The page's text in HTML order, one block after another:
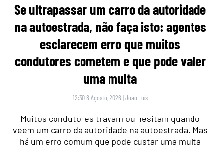
Se ultrapassar um carro da autoridade
na autoestrada, não faça isto: agentes
esclarecem erro que muitos
condutores cometem e que pode valer
uma multa
12:30 8 Agosto, 2026 |João Luís
Muitos condutores travam ou hesitam quando
veem um carro da autoridade na autoestrada. Mas
há um erro comum que pode custar uma multa